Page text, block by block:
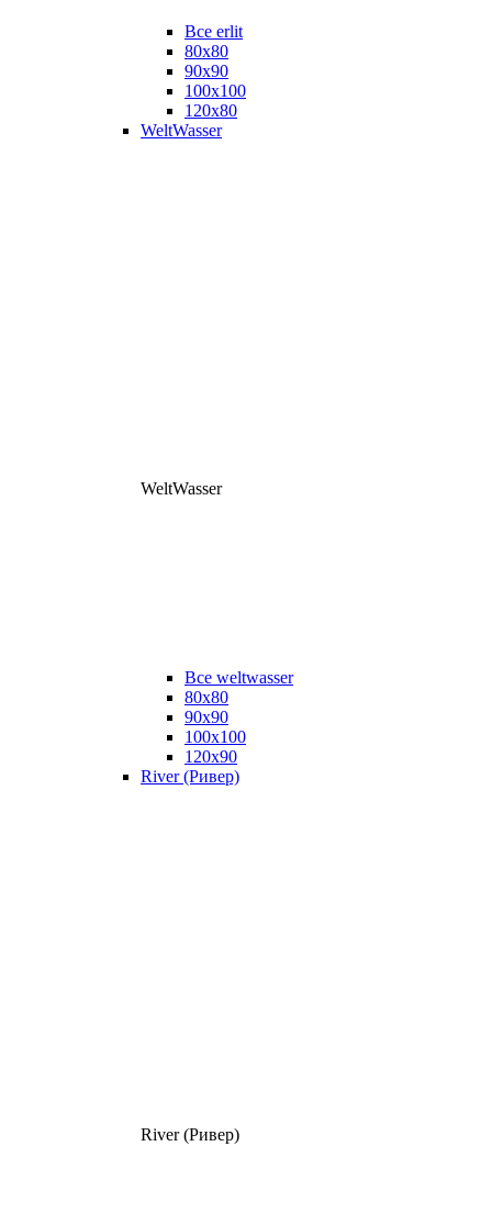
Все erlit
80x80
90x90
100x100
120x80
WeltWasser
WeltWasser
Все weltwasser
80x80
90x90
100x100
120x90
River (Ривер)
River (Ривер)